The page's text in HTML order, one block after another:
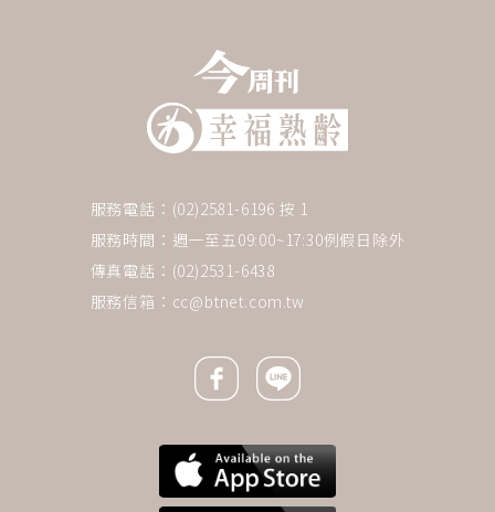
服務電話：(02)2581-6196 按 1
服務時間：週一至五09:00~17:30例假日除外
傳真電話：(02)2531-6438
服務信箱： cc@btnet.com.tw
Facebook icon
Line icon